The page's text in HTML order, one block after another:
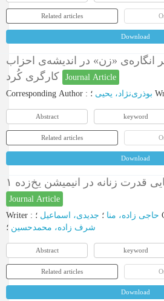
Related articles
Download
انگاره‌ی «زن» در اندیشه‌ی احزاب
Journal Article
Corresponding Author : بوذری‌نژاد، یحیی
Abstract keyword
Related articles
Download
قدرت زنانه در انیمیشن یخ‌زده ۱
Journal Article
Writer : حاجی زاده، منا ؛ جدیدی، اسماعیل
شرف زاده، محمدحسین ؛
Abstract keyword
Related articles
Download